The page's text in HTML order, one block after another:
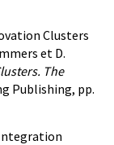
Clusters
et D.
The
Publishing, pp.
Integration